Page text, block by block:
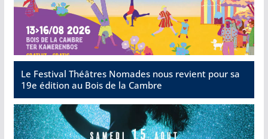
Le Festival Théâtres Nomades nous revient pour sa
19e édition au Bois de la Cambre